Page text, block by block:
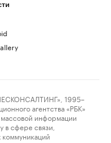
1995–
агентства «РБК»
информации
в сфере связи,